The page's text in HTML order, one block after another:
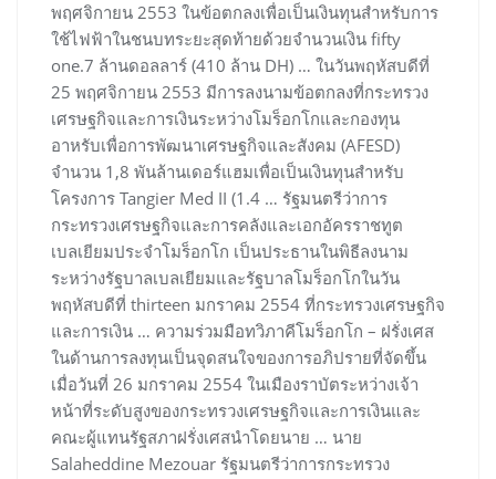
พฤศจิกายน 2553 ในข้อตกลงเพื่อเป็นเงินทุนสำหรับการ
ใช้ไฟฟ้าในชนบทระยะสุดท้ายด้วยจำนวนเงิน fifty
one.7 ล้านดอลลาร์ (410 ล้าน DH) … ในวันพฤหัสบดีที่
25 พฤศจิกายน 2553 มีการลงนามข้อตกลงที่กระทรวง
เศรษฐกิจและการเงินระหว่างโมร็อกโกและกองทุน
อาหรับเพื่อการพัฒนาเศรษฐกิจและสังคม (AFESD)
จำนวน 1,8 พันล้านเดอร์แฮมเพื่อเป็นเงินทุนสำหรับ
โครงการ Tangier Med II (1.4 … รัฐมนตรีว่าการ
กระทรวงเศรษฐกิจและการคลังและเอกอัครราชทูต
เบลเยียมประจำโมร็อกโก เป็นประธานในพิธีลงนาม
ระหว่างรัฐบาลเบลเยียมและรัฐบาลโมร็อกโกในวัน
พฤหัสบดีที่ thirteen มกราคม 2554 ที่กระทรวงเศรษฐกิจ
และการเงิน … ความร่วมมือทวิภาคีโมร็อกโก – ฝรั่งเศส
ในด้านการลงทุนเป็นจุดสนใจของการอภิปรายที่จัดขึ้น
เมื่อวันที่ 26 มกราคม 2554 ในเมืองราบัตระหว่างเจ้า
หน้าที่ระดับสูงของกระทรวงเศรษฐกิจและการเงินและ
คณะผู้แทนรัฐสภาฝรั่งเศสนำโดยนาย … นาย
Salaheddine Mezouar รัฐมนตรีว่าการกระทรวง